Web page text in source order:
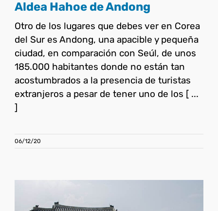
Aldea Hahoe de Andong
Otro de los lugares que debes ver en Corea
del Sur es Andong, una apacible y pequeña
ciudad, en comparación con Seúl, de unos
185.000 habitantes donde no están tan
acostumbrados a la presencia de turistas
extranjeros a pesar de tener uno de los [ ...
]
06/12/20